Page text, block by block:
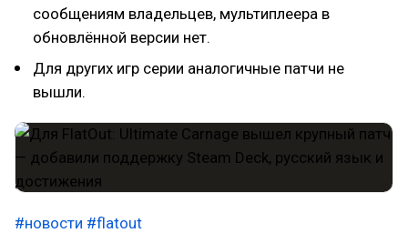
сообщениям владельцев, мультиплеера в
обновлённой версии нет.
Для других игр серии аналогичные патчи не
вышли.
#новости #flatout